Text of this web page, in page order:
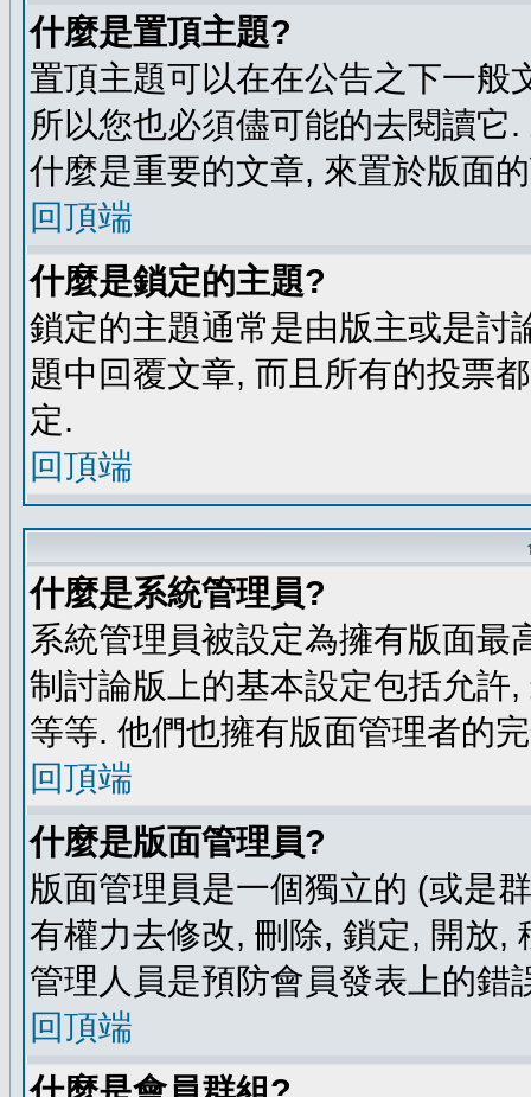
什麼是置頂主題?
置頂主題可以在在公告之下一般
所以您也必須儘可能的去閱讀
什麼是重要的文章, 來置於版面
回頂端
什麼是鎖定的主題?
鎖定的主題通常是由版主或是討
題中回覆文章, 而且所有的投票
定.
回頂端
什麼是系統管理員?
系統管理員被設定為擁有版面最
制討論版上的基本設定包括允許
等等. 他們也擁有版面管理者的
回頂端
什麼是版面管理員?
版面管理員是一個獨立的 (或是
有權力去修改, 刪除, 鎖定, 開放,
管理人員是預防會員發表上的錯
回頂端